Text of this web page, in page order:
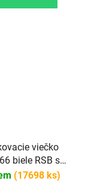
viečko
biele RSB s
paster
(17698 ks)